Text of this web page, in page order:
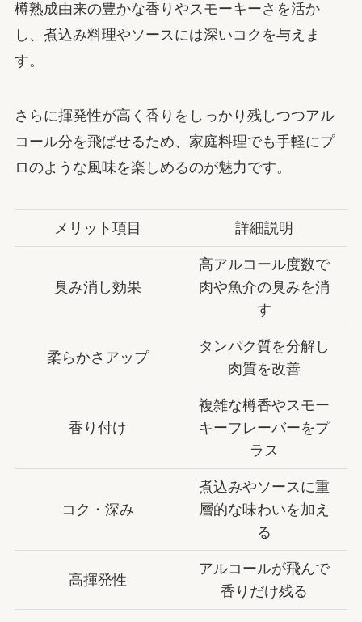
樽熟成由来の豊かな香りやスモーキーさを活か
し、煮込み料理やソースには深いコクを与えま
す。
さらに揮発性が高く香りをしっかり残しつつアル
コール分を飛ばせるため、家庭料理でも手軽にプ
ロのような風味を楽しめるのが魅力です。
メリット項目 詳細説明
臭み消し効果
高アルコール度数で
肉や魚介の臭みを消
す
柔らかさアップ
タンパク質を分解し
肉質を改善
香り付け
複雑な樽香やスモー
キーフレーバーをプ
ラス
コク・深み
煮込みやソースに重
層的な味わいを加え
る
高揮発性
アルコールが飛んで
香りだけ残る